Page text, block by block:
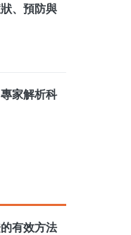
、預防與
家解析科
有效方法